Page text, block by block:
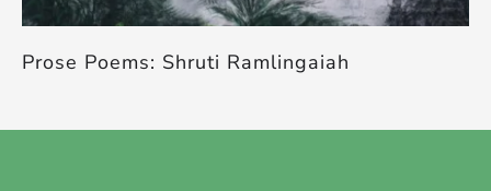
Prose Poems: Shruti Ramlingaiah